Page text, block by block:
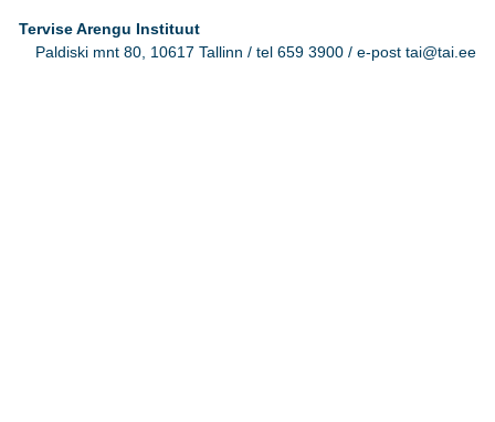
Tervise Arengu Instituut
Paldiski mnt 80, 10617 Tallinn / tel 659 3900 / e-post tai@tai.ee